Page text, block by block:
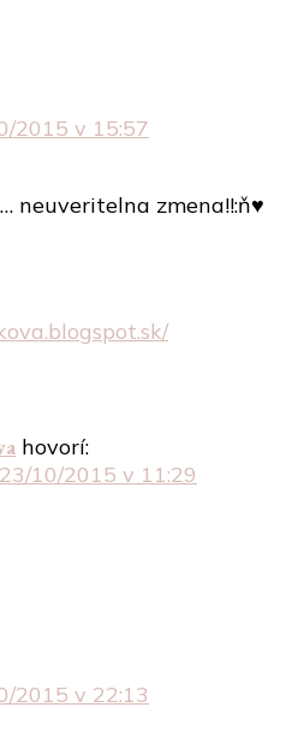
2015 v 15:57
neuveritelna zmena!!:ň♥
hovorí:
23/10/2015 v 11:29
2015 v 22:13